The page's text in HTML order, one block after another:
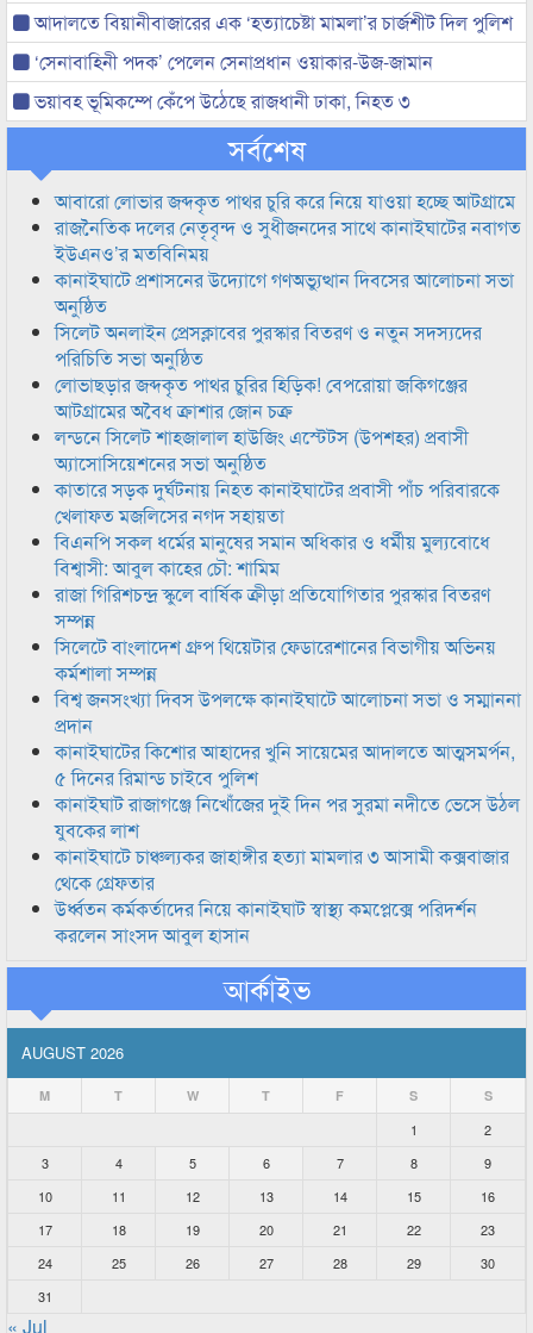
আদালতে বিয়ানীবাজারের এক ‘হত্যাচেষ্টা মামলা’র চার্জশীট দিল পুলিশ
‘সেনাবাহিনী পদক’ পেলেন সেনাপ্রধান ওয়াকার-উজ-জামান
ভয়াবহ ভূমিকম্পে কেঁপে উঠেছে রাজধানী ঢাকা, নিহত ৩
সর্বশেষ
আবারো লোভার জব্দকৃত পাথর চুরি করে নিয়ে যাওয়া হচ্ছে আটগ্রামে
রাজনৈতিক দলের নেতৃবৃন্দ ও সুধীজনদের সাথে কানাইঘাটের নবাগত
ইউএনও’র মতবিনিময়
কানাইঘাটে প্রশাসনের উদ্যোগে গণঅভ্যুত্থান দিবসের আলোচনা সভা
অনুষ্ঠিত
সিলেট অনলাইন প্রেসক্লাবের পুরস্কার বিতরণ ও নতুন সদস্যদের
পরিচিতি সভা অনুষ্ঠিত
লোভাছড়ার জব্দকৃত পাথর চুরির হিড়িক! বেপরোয়া জকিগঞ্জের
আটগ্রামের অবৈধ ক্রাশার জোন চক্র
লন্ডনে সিলেট শাহজালাল হাউজিং এস্টেটস (উপশহর) প্রবাসী
অ্যাসোসিয়েশনের সভা অনুষ্ঠিত
কাতারে সড়ক দুর্ঘটনায় নিহত কানাইঘাটের প্রবাসী পাঁচ পরিবারকে
খেলাফত মজলিসের নগদ সহায়তা
বিএনপি সকল ধর্মের মানুষের সমান অধিকার ও ধর্মীয় মুল্যবোধে
বিশ্বাসী: আবুল কাহের চৌ: শামিম
রাজা গিরিশচন্দ্র স্কুলে বার্ষিক ক্রীড়া প্রতিযোগিতার পুরস্কার বিতরণ
সম্পন্ন
সিলেটে বাংলাদেশ গ্রুপ থিয়েটার ফেডারেশানের বিভাগীয় অভিনয়
কর্মশালা সম্পন্ন
বিশ্ব জনসংখ্যা দিবস উপলক্ষে কানাইঘাটে আলোচনা সভা ও সম্মাননা
প্রদান
কানাইঘাটের কিশোর আহাদের খুনি সায়েমের আদালতে আত্মসমর্পন,
৫ দিনের রিমান্ড চাইবে পুলিশ
কানাইঘাট রাজাগঞ্জে নিখোঁজের দুই দিন পর সুরমা নদীতে ভেসে উঠল
যুবকের লাশ
কানাইঘাটে চাঞ্চল্যকর জাহাঙ্গীর হত্যা মামলার ৩ আসামী কক্সবাজার
থেকে গ্রেফতার
উর্ধ্বতন কর্মকর্তাদের নিয়ে কানাইঘাট স্বাস্থ্য কমপ্লেক্সে পরিদর্শন
করলেন সাংসদ আবুল হাসান
আর্কাইভ
AUGUST 2026
M T W T F S S
1
2
3
4 5 6 7 8
9
10
11 12 13 14 15
16
17
18 19 20 21 22
23
24
25 26 27 28 29
30
31
« Jul